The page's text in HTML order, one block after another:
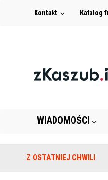
Kontakt Katalog
WIADOMOŚCI
Z OSTATNIEJ CHWILI
Na terenie szkoły w